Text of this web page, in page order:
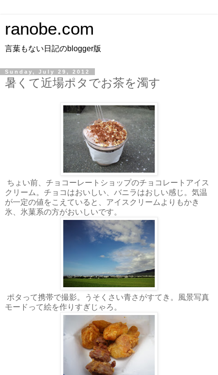
ranobe.com
言葉もない日記のblogger版
Sunday, July 29, 2012
暑くて近場ポタでお茶を濁す
ちょい前、チョコーレートショップのチョコレートアイス
クリーム。チョコはおいしい、バニラはおしい感じ。気温
が一定の値をこえていると、アイスクリームよりもかき
氷、氷菓系の方がおいしいです。
ポタって携帯で撮影。うそくさい青さがすてき。風景写真
モードって絵を作りすぎじゃろ。